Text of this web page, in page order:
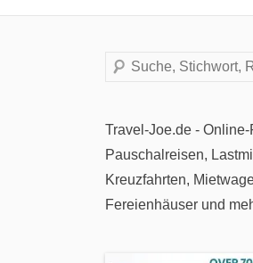
Suchen
Travel-Joe.de -
Pauschalreisen,
Kreuzfahrten,
Fereienhäuser und